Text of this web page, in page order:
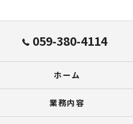
059-380-4114
ホーム
業務内容